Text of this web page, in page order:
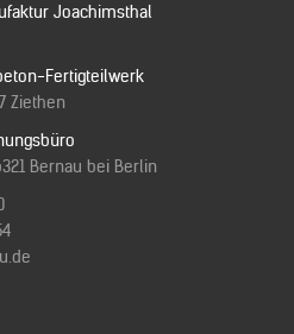
Joachimsthal
Fertigteilwerk
Ziethen
Bernau bei Berlin